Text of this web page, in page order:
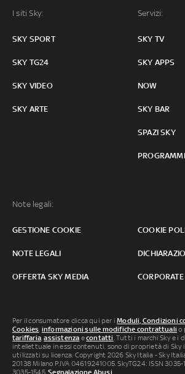
I siti Sky:
SKY SPORT
SKY TG24
SKY VIDEO
SKY ARTE
Servizi:
SKY TV
SKY APPS
NOW
SKY BAR
SPAZI SKY
PROGRAMMI
Note legali:
GESTIONE COOKIE COOKIE
NOTE LEGALI
OFFERTA SKY MEDIA CORPORATE
Per il consumatore clicca qui per iModuli, Condizioni
Cookies, informazioni sulle modifiche contrattuali o
tariffaria,assistenza econtatti. Tutti i marchi Sky e
intellettuale in essi contenuti, sono di proprietà di Sky
utilizzati su licenza. Copyright 2026 Sky Italia - Sky
20138 Milano P.IVA 04619241005. SkyTG24: ISSN 3035-
3035-1545.Segnalazione Abusi